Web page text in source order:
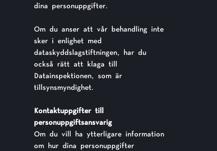
dina personuppgifter.
Om du anser att vår behandling inte
sker i enlighet med
dataskyddslagstiftningen, har du
också rätt att klaga till
Datainspektionen, som är
tillsynsmyndighet.
Kontaktuppgifter till
personuppgiftsansvarig
Om du vill ha ytterligare information
om hur dina personuppgifter